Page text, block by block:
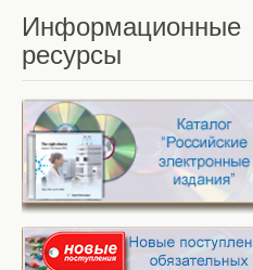
Информационные
ресурсы